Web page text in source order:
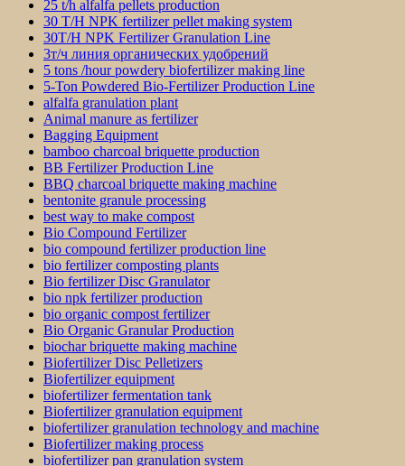
25 t/h alfalfa pellets production
30 T/H NPK fertilizer pellet making system
30T/H NPK Fertilizer Granulation Line
3т/ч линия органических удобрений
5 tons /hour powdery biofertilizer making line
5-Ton Powdered Bio-Fertilizer Production Line
alfalfa granulation plant
Animal manure as fertilizer
Bagging Equipment
bamboo charcoal briquette production
BB Fertilizer Production Line
BBQ charcoal briquette making machine
bentonite granule processing
best way to make compost
Bio Compound Fertilizer
bio compound fertilizer production line
bio fertilizer composting plants
Bio fertilizer Disc Granulator
bio npk fertilizer production
bio organic compost fertilizer
Bio Organic Granular Production
biochar briquette making machine
Biofertilizer Disc Pelletizers
Biofertilizer equipment
biofertilizer fermentation tank
Biofertilizer granulation equipment
biofertilizer granulation technology and machine
Biofertilizer making process
biofertilizer pan granulation system